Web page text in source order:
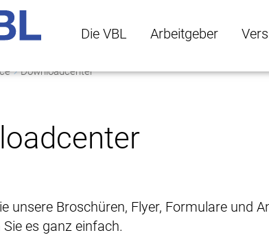
Die VBL Arbeitgeber
Downloadcenter
unsere Broschüren, Flyer, Formulare und
es ganz einfach.